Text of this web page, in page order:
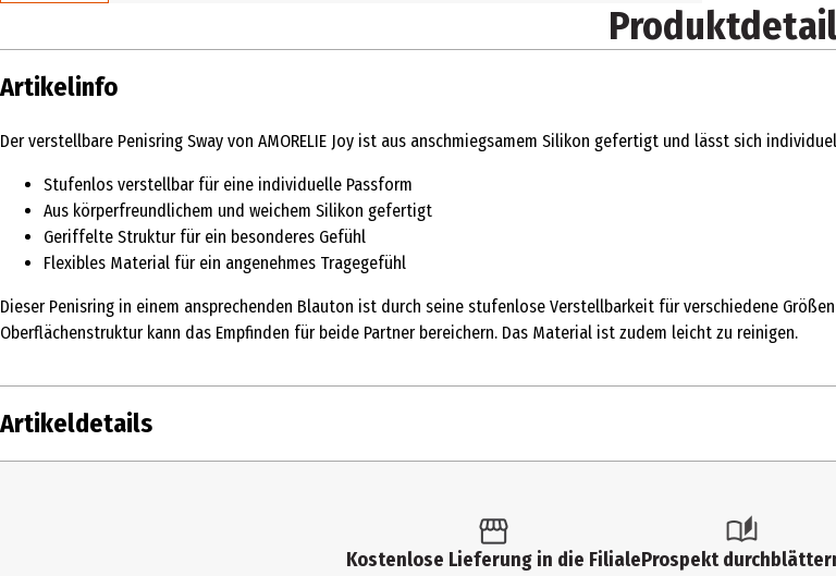
Artikelinfo
Der verstellbare Penisring Sway von AMORELIE Joy ist aus anschmiegsamem Silikon gefertigt und lässt sich
Stufenlos verstellbar für eine individuelle Passform
Aus körperfreundlichem und weichem Silikon gefertigt
Geriffelte Struktur für ein besonderes Gefühl
Flexibles Material für ein angenehmes Tragegefühl
Dieser Penisring in einem ansprechenden Blauton ist durch seine stufenlose Verstellbarkeit für verschiedene
Oberflächenstruktur kann das Empfinden für beide Partner bereichern. Das Material ist zudem leicht zu reinigen.
Artikeldetails
Kostenlose Lieferung in die FilialeProspekt